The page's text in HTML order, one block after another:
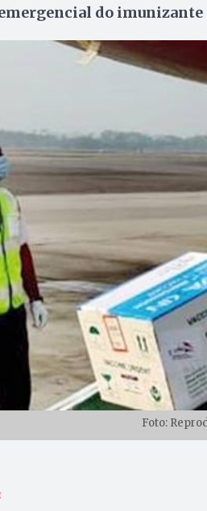
do imunizante
Foto: